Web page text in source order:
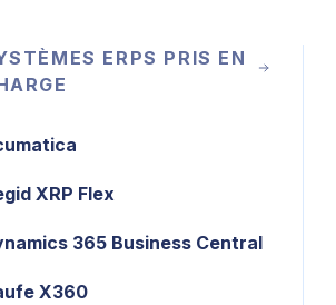
ERPS PRIS EN
XRP Flex
365 Business Central
X360